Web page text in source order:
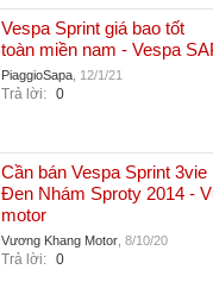
Vespa Sprint giá bao tốt
toàn miền nam - Vespa
PiaggioSapa 12/1/21
Trả lời: 0
Cần bán Vespa Sprint 3vie
Đen Nhám Sproty 2014 -
motor
Vương Khang Motor 8/10/20
Trả lời: 0